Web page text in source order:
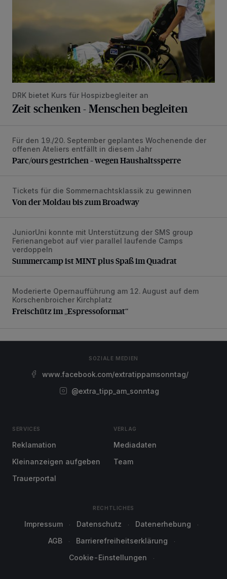
DRK bietet Kurs für Hospizbegleiter an
Zeit schenken - Menschen begleiten
Parc/ours gestrichen – wegen Haushaltssperre
Für den 19./20. September geplantes Wochenende der
offenen Ateliers entfällt in diesem Jahr
Parc/ours gestrichen – wegen Haushaltssperre
Von der Moldau bis zum Broadway
Tickets für die Sommernachtsklassik zu gewinnen
Von der Moldau bis zum Broadway
Summercamp ist MINT plus Spaß im Quadrat
JuniorUni konnte mit Unterstützung der SMS group
Ferienangebot auf vier parallel laufende Camps
verdoppeln
Summercamp ist MINT plus Spaß im Quadrat
Freischütz im „Espressoformat“
Moderierte Opernaufführung am 12. August auf dem
Korschenbroicher Kirchplatz
Freischütz im „Espressoformat“
SOZIALE MEDIEN
www.facebook.com/extratippamsonntag/
@extra_tipp_am_sonntag
SERVICES
Reklamation
Kleinanzeigen aufgeben
Trauerportal
VERLAG
Mediadaten
Team
RECHTLICHES
Impressum Datenschutz
Datenerhebung
AGB
Barrierefreiheitserklärung
Cookie-Einstellungen